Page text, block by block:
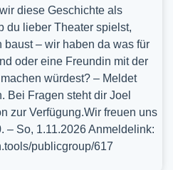
diese Geschichte als
du lieber Theater spielst,
– wir haben da was für
oder eine Freundin mit der
würdest? – Meldet
Bei Fragen steht dir Joel
zur Verfügung.Wir freuen uns
– So, 1.11.2026 Anmeldelink:
publicgroup/617